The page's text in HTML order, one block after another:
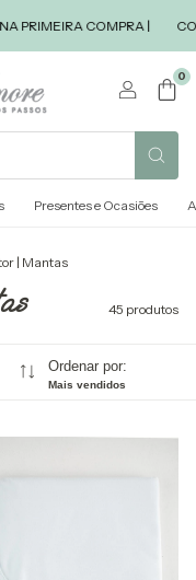
| COMPRA
0
Presentes e Ocasiões
| Mantas
45 produtos
Ordenar por:
Mais vendidos